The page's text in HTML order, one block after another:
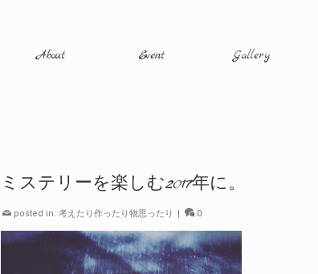
About Event Gallery
ミステリーを楽しむ2017年に。
posted in: 考えたり作ったり物思ったり 0